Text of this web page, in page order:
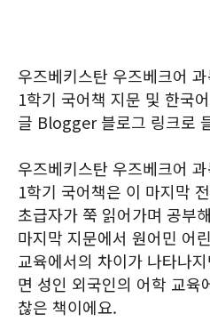
우즈베키스탄 우즈베크어
1학기 국어책 지문 및 한국
글 Blogger 블로그 링크로
우즈베키스탄 우즈베크어
1학기 국어책은 이 마지막
초급자가 쭉 읽어가며 공부
마지막 지문에서 원어민 어
교육에서의 차이가 나타나
면 성인 외국인의 어학 교육
찮은 책이에요.